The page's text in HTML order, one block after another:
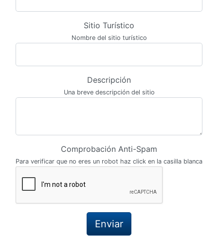
Sitio Turístico
Nombre del sitio turístico
Descripción
Una breve descripción del sitio
Comprobación Anti-Spam
Para verificar que no eres un robot haz click en la casilla blanca